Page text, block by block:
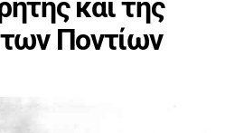
και της
των Ποντίων